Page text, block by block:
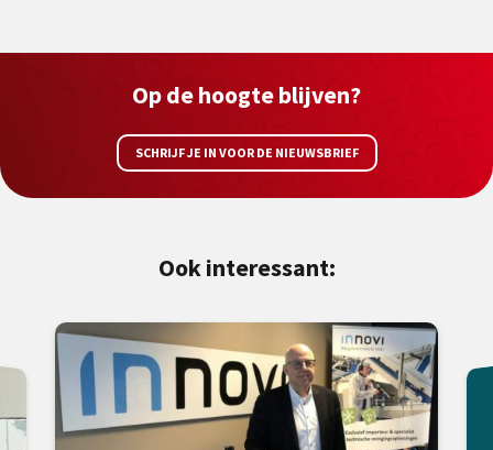
Op de hoogte blijven?
SCHRIJF JE IN VOOR DE NIEUWSBRIEF
Ook interessant: